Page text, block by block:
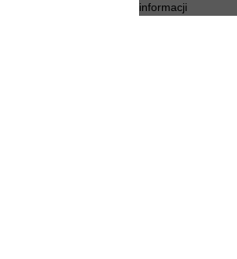
informacji